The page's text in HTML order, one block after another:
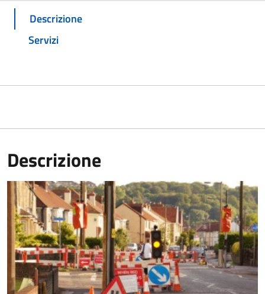
Descrizione
Servizi
Descrizione